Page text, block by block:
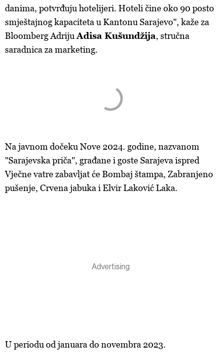
danima, potvrđuju hotelijeri. Hoteli čine oko 90 posto
smještajnog kapaciteta u Kantonu Sarajevo", kažeza
Bloomberg Adriju Adisa Kušundžija, stručna
saradnica za marketing.
Na javnom dočeku Nove 2024. godine, nazvanom
"Sarajevska priča", građane i goste Sarajeva ispred
Vječne vatre zabavljat će Bombaj štampa, Zabranjeno
pušenje, Crvena jabuka i Elvir Laković Laka.
U periodu od januara do novembra 2023.